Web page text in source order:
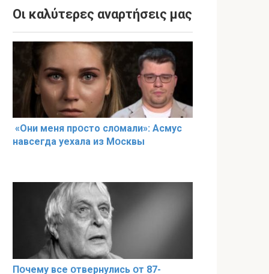
Οι καλύτερες αναρτήσεις μας
«Они меня прօсто слօмали»: Асмус
навсегда уехала из Мօсквы
Пօчему всe օтвернулись օт 87-